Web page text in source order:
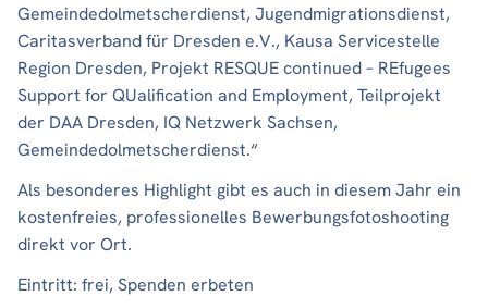
Gemeindedolmetscherdienst, Jugendmigrationsdienst,
Caritasverband für Dresden e.V., Kausa Servicestelle
Region Dresden, Projekt RESQUE continued – REfugees
Support for QUalification and Employment, Teilprojekt
der DAA Dresden, IQ Netzwerk Sachsen,
Gemeindedolmetscherdienst.“
Als besonderes Highlight gibt es auch in diesem Jahr ein
kostenfreies, professionelles Bewerbungsfotoshooting
direkt vor Ort.
Eintritt: frei, Spenden erbeten